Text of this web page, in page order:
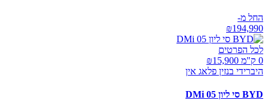
החל מ-
₪194,990
לכל הפרטים
0 ק"מ ₪
15,900
היברידי בנזין פלאג אין
BYD סי ליון 05 DMi